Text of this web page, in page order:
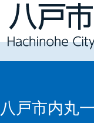
Hachinohe
City
市内丸一